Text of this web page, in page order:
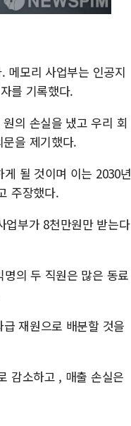
메모리 사업부는 인공지
를 기록했다.
의 손실을 냈고 우리 회
을 제기했다.
될 것이며 이는 2030년
주장했다.
업부가 8천만원만 받는다
의 두 직원은 많은 동료
재원으로 배분할 것을
감소하고 , 매출 손실은